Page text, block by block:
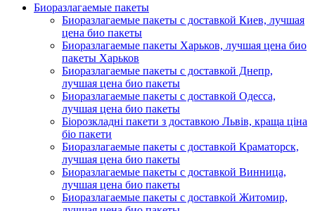
Биоразлагаемые пакеты
Биоразлагаемые пакеты с доставкой Киев, лучшая
цена био пакеты
Биоразлагаемые пакеты Харьков, лучшая цена био
пакеты Харьков
Биоразлагаемые пакеты с доставкой Днепр,
лучшая цена био пакеты
Биоразлагаемые пакеты с доставкой Одесса,
лучшая цена био пакеты
Біорозкладні пакети з доставкою Львів, краща ціна
біо пакети
Биоразлагаемые пакеты с доставкой Краматорск,
лучшая цена био пакеты
Биоразлагаемые пакеты с доставкой Винница,
лучшая цена био пакеты
Биоразлагаемые пакеты с доставкой Житомир,